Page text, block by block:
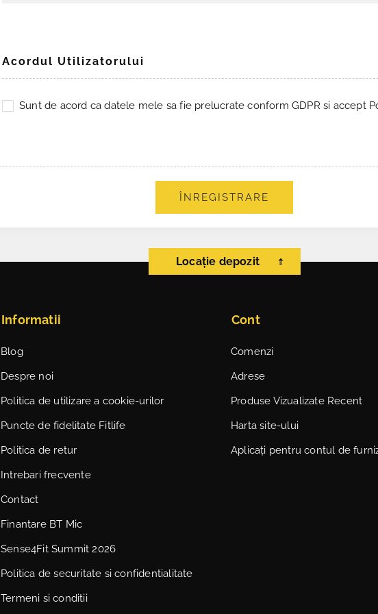
Acordul Utilizatorului
Sunt de acord ca datele mele sa fie prelucrate conform GDPR si accept
ÎNREGISTRARE
Locație depozit
Informatii
Blog
Despre noi
Politica de utilizare a cookie-urilor
Puncte de fidelitate Fitlife
Politica de retur
Intrebari frecvente
Contact
Finantare BT Mic
Sense4Fit Summit 2026
Politica de securitate si confidentialitate
Termeni si conditii
Cont
Comenzi
Adrese
Produse Vizualizate Recent
Harta site-ului
Aplicați pentru contul de